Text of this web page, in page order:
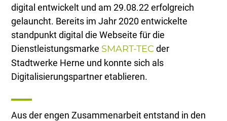
digital entwickelt und am 29.08.22 erfolgreich
gelauncht. Bereits im Jahr 2020 entwickelte
standpunkt digital die Webseite für die
Dienstleistungsmarke SMART-TEC der
Stadtwerke Herne und konnte sich als
Digitalisierungspartner etablieren.
Aus der engen Zusammenarbeit entstand in den